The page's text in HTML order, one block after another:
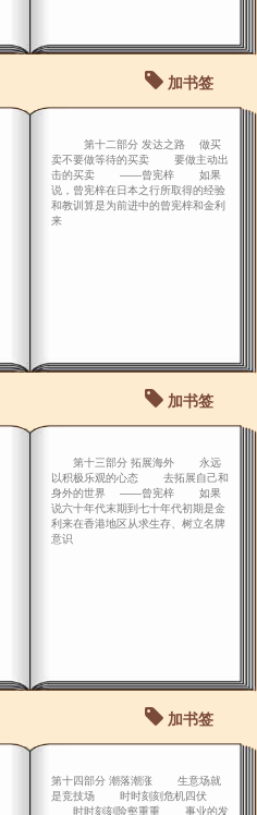
加书签
第十二部分 发达之路 做买
卖不要做等待的买卖 要做主动出
击的买卖 ――曾宪梓 如果
说，曾宪梓在日本之行所取得的经验
和教训算是为前进中的曾宪梓和金利
来
加书签
第十三部分 拓展海外 永远
以积极乐观的心态 去拓展自己和
身外的世界 ――曾宪梓 如果
说六十年代末期到七十年代初期是金
利来在香港地区从求生存、树立名牌
意识
加书签
第十四部分 潮落潮涨 生意场就
是竞技场 时时刻刻危机四伏
时时刻刻险壑重重 事业的发